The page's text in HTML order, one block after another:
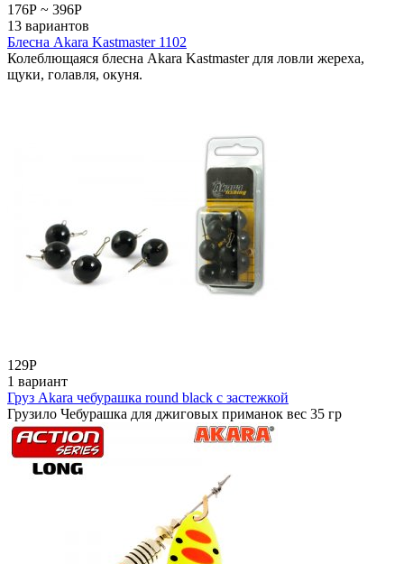
176Р ~ 396Р
13 вариантов
Блесна Akara Kastmaster 1102
Колеблющаяся блесна Akara Kastmaster для ловли жереха,
щуки, голавля, окуня.
129Р
1 вариант
Груз Akara чебурашка round black с застежкой
Грузило Чебурашка для джиговых приманок вес 35 гр